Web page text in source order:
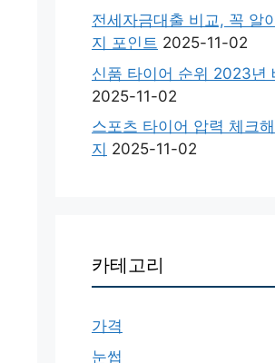
전세자금대출 비교, 꼭 알
지 포인트 2025-11-02
신품 타이어 순위 2023년
2025-11-02
스포츠 타이어 압력 체크
지 2025-11-02
카테고리
가격
눈썹